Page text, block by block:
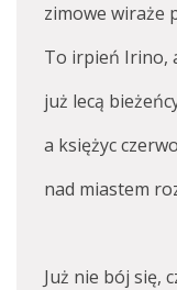
zimowe wiraże
To irpień Irino,
już lecą
a księżyc
nad miastem
Już nie bój się,